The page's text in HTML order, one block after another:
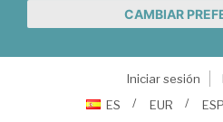
CAMBIAR
Iniciar sesión
ES
EUR